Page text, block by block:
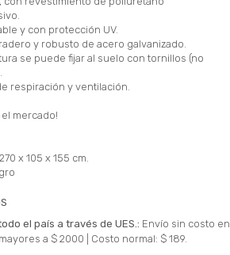
y con protección UV.
y robusto de acero galvanizado.
se puede fijar al suelo con tornillos (no
respiración y ventilación.
el mercado!
x 105 x 155 cm.
el país a través de UES.: Envío sin costo en
a $ 2000 | Costo normal: $ 189.